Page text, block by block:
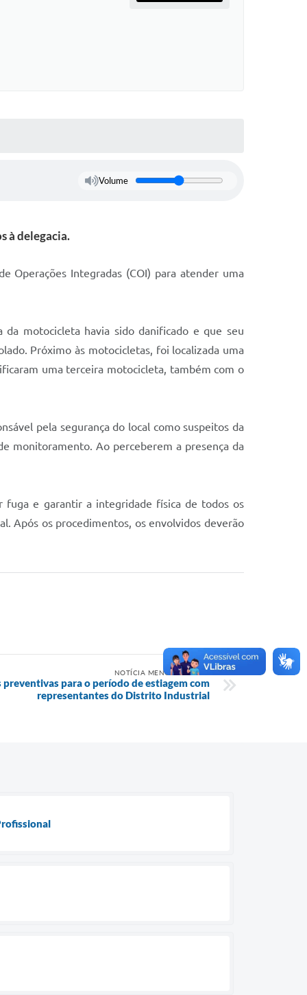
Volume
à delegacia.
Operações Integradas (COI) para atender uma
motocicleta havia sido danificado e que seu
Próximo às motocicletas, foi localizada uma
uma terceira motocicleta, também com o
pela segurança do local como suspeitos da
monitoramento. Ao perceberem a presença da
fuga e garantir a integridade física de todos os
Após os procedimentos, os envolvidos deverão
NOTÍCIA MENOS RECENTE
preventivas para o período de estiagem com
representantes do Distrito Industrial